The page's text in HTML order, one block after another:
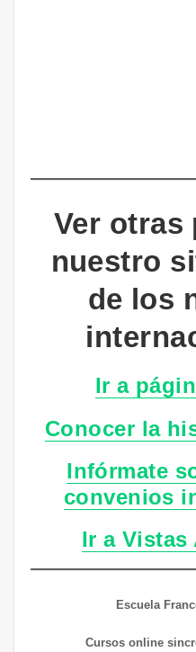
Ver otras
nuestro
de los
Ir a
Conocer la
Infórmate
convenios
Ir a Vistas
Escuela
Cursos online